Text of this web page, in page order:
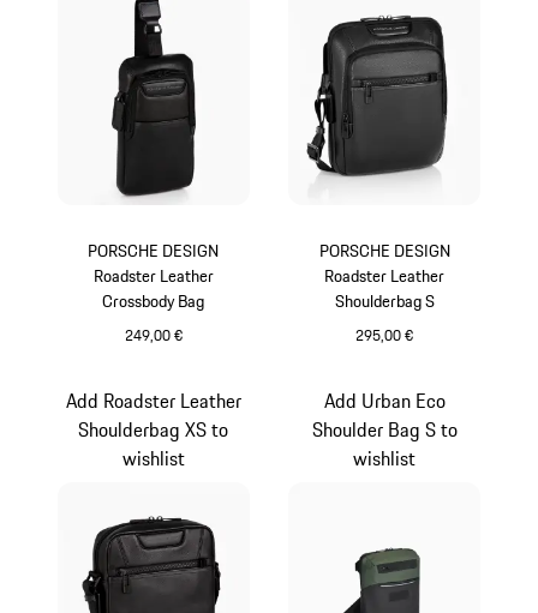
PORSCHE DESIGN
Roadster Leather
Crossbody Bag
249,00 €
PORSCHE DESIGN
Roadster Leather
Shoulderbag S
295,00 €
Add Roadster Leather
Shoulderbag XS to
wishlist
Add Urban Eco
Shoulder Bag S to
wishlist